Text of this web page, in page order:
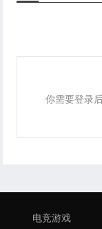
你需要登录
电竞游戏